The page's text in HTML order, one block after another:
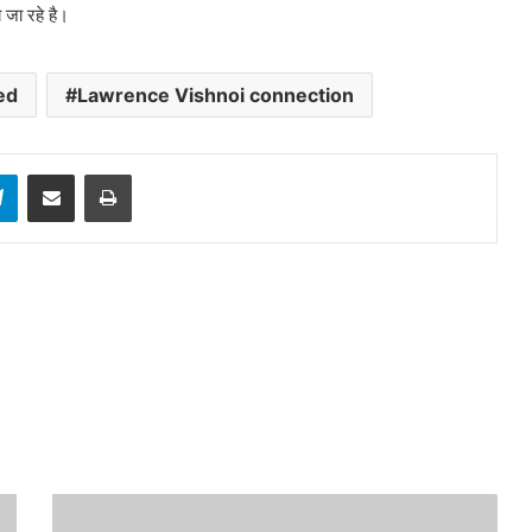
रहे है।
Lawrence Vishnoi connection
TelegramShare via Email Print